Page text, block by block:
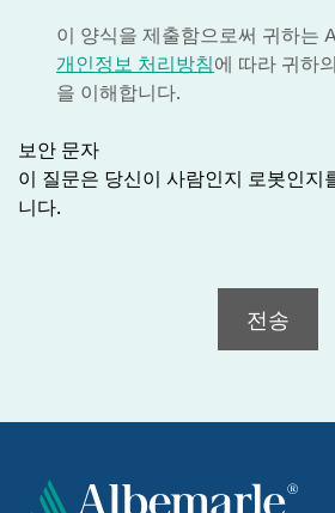
이 양식을 제출함으로써 귀하는
개인정보 처리방침에 따라 귀하
을 이해합니다.
보안 문자
이 질문은 당신이 사람인지 로봇인지
니다.
전송